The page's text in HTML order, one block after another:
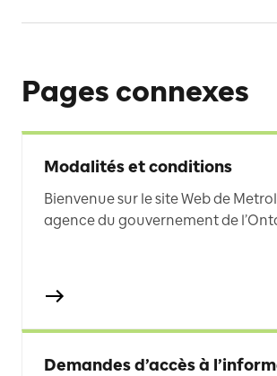
Pages connexes
Modalités et conditions
Bienvenue sur le site Web de
agence du gouvernement de
Demandes d’accès à